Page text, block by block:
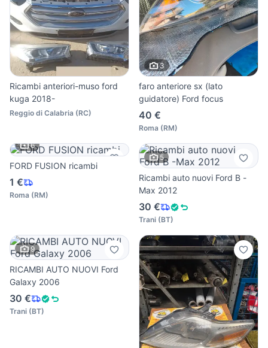
Ricambi anteriori-muso ford
kuga 2018-
Reggio di Calabria (RC)
3
faro anteriore sx (lato
guidatore) Ford focus
40 €
Roma (RM)
6
FORD FUSION ricambi
1 €
Roma (RM)
5
Ricambi auto nuovi Ford B -
Max 2012
30 €
Trani (BT)
9
RICAMBI AUTO NUOVI Ford
Galaxy 2006
30 €
Trani (BT)